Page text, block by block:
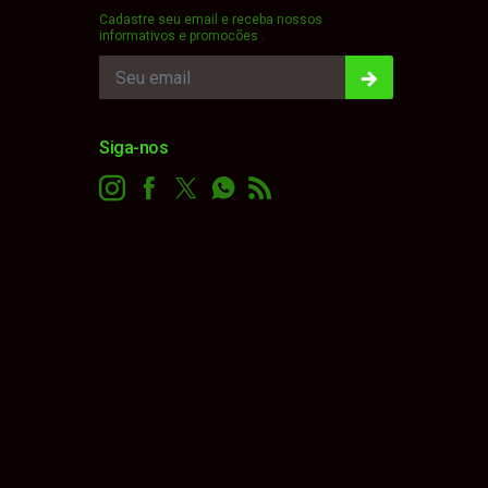
Cadastre seu email e receba nossos
informativos e promocões .
Siga-nos